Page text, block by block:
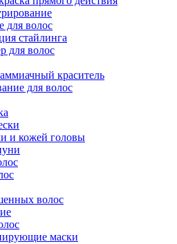
для волос
стайлинга
для волос
краситель
для волос
и кожей головы
волос
маски